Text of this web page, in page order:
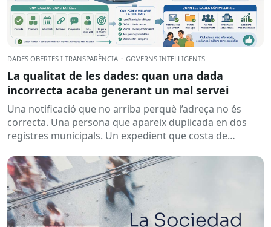
DADES OBERTES I TRANSPARÈNCIA · GOVERNS INTEL·LIGENTS
La qualitat de les dades: quan una dada
incorrecta acaba generant un mal servei
Una notificació que no arriba perquè l’adreça no és
correcta. Una persona que apareix duplicada en dos
registres municipals. Un expedient que costa de